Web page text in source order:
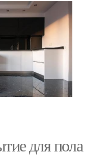
для пола